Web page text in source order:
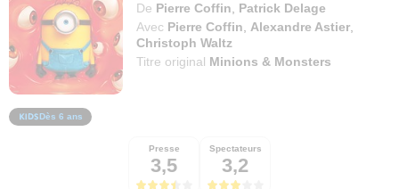
De Pierre Coffin
Patrick Delage
Avec Pierre Coffin Alexandre Astier
Christoph Waltz
Titre original Minions & Monsters
Dès 6 ans
Presse
3,5
Spectateurs
3,2